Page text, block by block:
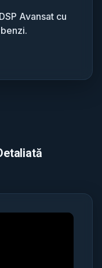
DSP Avansat cu